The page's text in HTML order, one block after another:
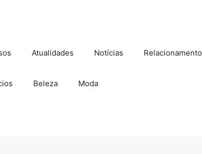
Atualidades Notícias Relacionamento
Beleza Moda